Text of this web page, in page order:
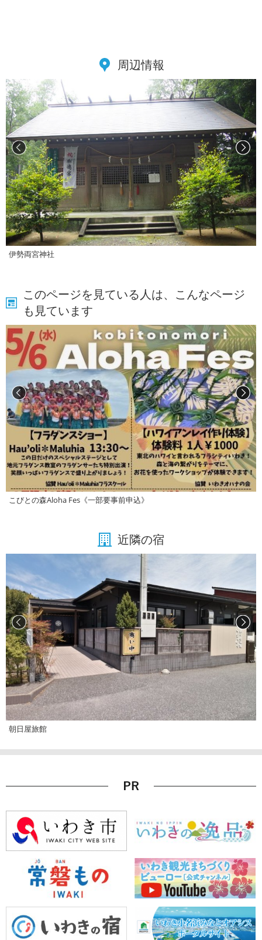
周辺情報
伊勢両宮神社
このページを見ている人は、こんなページ
も見ています
こびとの森Aloha Fes《一部要事前申込》
近隣の宿
朝日屋旅館